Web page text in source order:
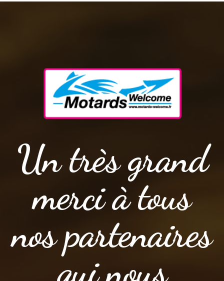
Un très grand
merci à tous
nos partenaires
qui nous